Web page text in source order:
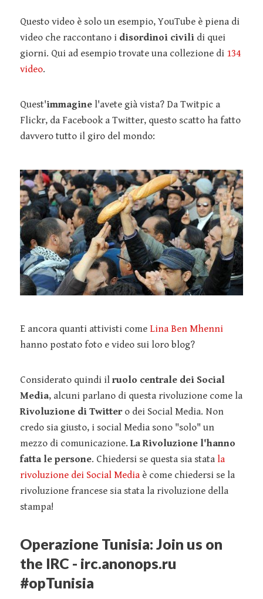
Questo video è solo un esempio, YouTube è piena di
video che raccontano i disordinoi civili di quei
giorni. Qui ad esempio trovate una collezione di 134
video.
Quest'immagine l'avete già vista? Da Twitpic a
Flickr, da Facebook a Twitter, questo scatto ha fatto
davvero tutto il giro del mondo:
E ancora quanti attivisti come Lina Ben Mhenni
hanno postato foto e video sui loro blog?
Considerato quindi il ruolo centrale dei Social
Media, alcuni parlano di questa rivoluzione come la
Rivoluzione di Twittero dei Social Media. Non
credo sia giusto, i social Media sono "solo" un
mezzo di comunicazione. La Rivoluzione l'hanno
fatta le persone. Chiedersi se questa sia stata la
rivoluzione dei Social Media è come chiedersi se la
rivoluzione francese sia stata la rivoluzione della
stampa!
Operazione Tunisia: Join us on
the IRC - irc.anonops.ru
#opTunisia